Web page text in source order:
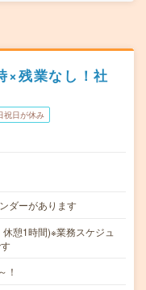
×残業なし！社
祝日が休み
ダーがあります
憩1時間)※業務スケジュ
！